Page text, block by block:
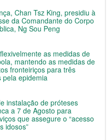
Chan Tsz King, presidiu à
da Comandante do Corpo
Ng Sou Peng
as medidas de
mantendo as medidas de
fronteiriços para três
pela epidemia
instalação de próteses
a 7 de Agosto para
que assegure o “acesso
idosos”